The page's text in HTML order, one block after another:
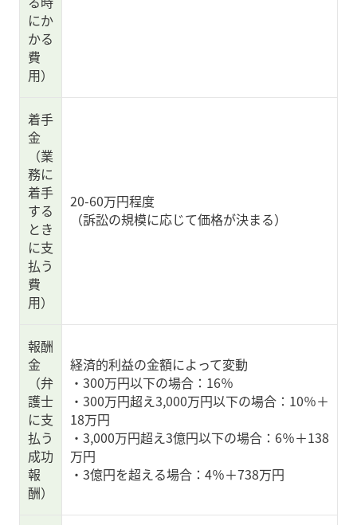
にか
かる
費
用）
着手
金
（業
務に
着手
する
とき
に支
払う
費
用）
20-60万円程度
（訴訟の規模に応じて価格が決まる）
報酬
金
（弁
護士
に支
払う
成功
報
酬）
経済的利益の金額によって変動
・300万円以下の場合：16％
・300万円超え3,000万円以下の場合：10％＋
18万円
・3,000万円超え3億円以下の場合：6％＋138
万円
・3億円を超える場合：4％＋738万円